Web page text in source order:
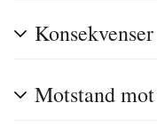
Konsekvenser
Motstand